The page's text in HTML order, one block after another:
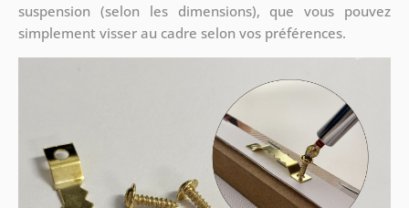
suspension (selon les dimensions), que vous pouvez
simplement visser au cadre selon vos préférences.